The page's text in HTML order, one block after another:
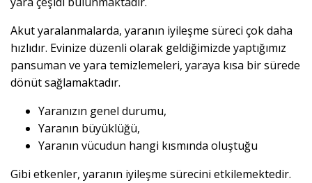
Akut yaralanmalarda, yaranın iyileşme süreci çok daha
hızlıdır. Evinize düzenli olarak geldiğimizde yaptığımız
pansuman ve yara temizlemeleri, yaraya kısa bir sürede
dönüt sağlamaktadır.
Yaranızın genel durumu,
Yaranın büyüklüğü,
Yaranın vücudun hangi kısmında oluştuğu
Gibi etkenler, yaranın iyileşme sürecini etkilemektedir.